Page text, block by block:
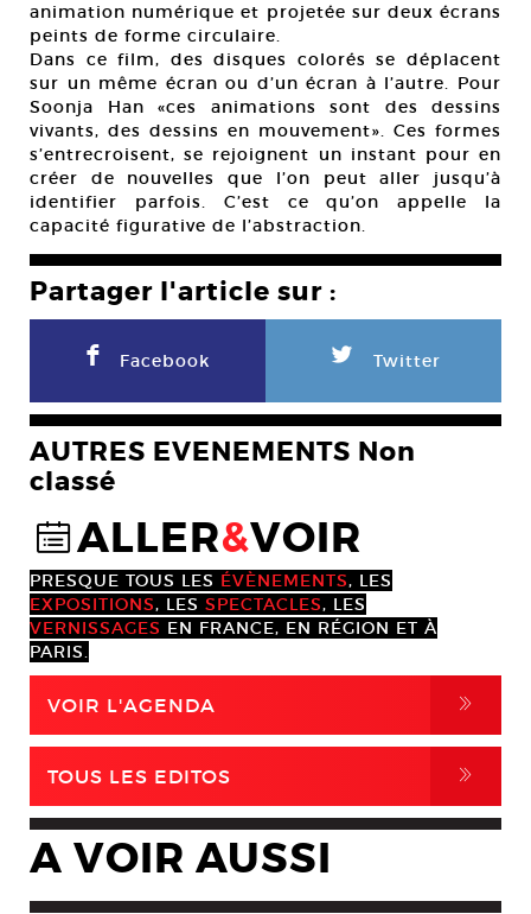
animation numérique et projetée sur deux écrans
peints de forme circulaire.
Dans ce film, des disques colorés se déplacent
sur un même écran ou d’un écran à l’autre. Pour
Soonja Han «ces animations sont des dessins
vivants, des dessins en mouvement». Ces formes
s’entrecroisent, se rejoignent un instant pour en
créer de nouvelles que l’on peut aller jusqu’à
identifier parfois. C’est ce qu’on appelle la
capacité figurative de l’abstraction.
Partager l'article sur :
F Facebook L Twitter
AUTRES EVENEMENTS Non
classé
@ALLER&VOIR
PRESQUE TOUS LES ÉVÈNEMENTS, LES
EXPOSITIONS, LES SPECTACLES, LES
VERNISSAGES EN FRANCE, EN RÉGION ET À
PARIS.
VOIR L'AGENDA ,
TOUS LES EDITOS ,
A VOIR AUSSI